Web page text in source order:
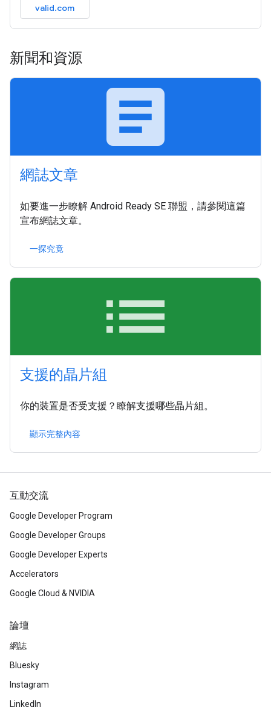
valid.com
新聞和資源
article
網誌文章
如要進一步瞭解 Android Ready SE 聯盟，請參閱這篇
宣布網誌文章。
一探究竟
list
支援的晶片組
你的裝置是否受支援？瞭解支援哪些晶片組。
顯示完整內容
互動交流
Google Developer Program
Google Developer Groups
Google Developer Experts
Accelerators
Google Cloud & NVIDIA
論壇
網誌
Bluesky
Instagram
LinkedIn